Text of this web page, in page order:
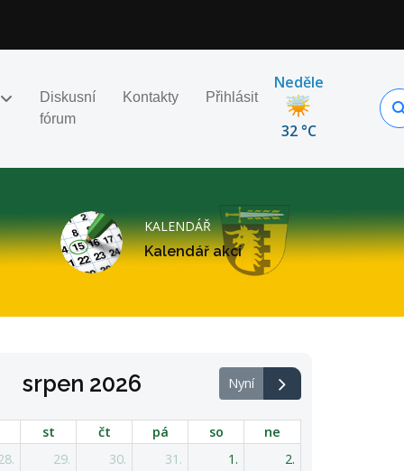
Diskusní
fórum
Kontakty Přihlásit
Neděle
32 °C
KALENDÁŘ
Kalendář akcí
srpen 2026 Nyní
st čt pá so
ne
29. 30. 31. 1. 2.